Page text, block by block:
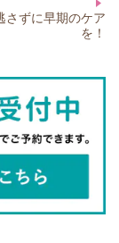
さずに早期のケア
を！